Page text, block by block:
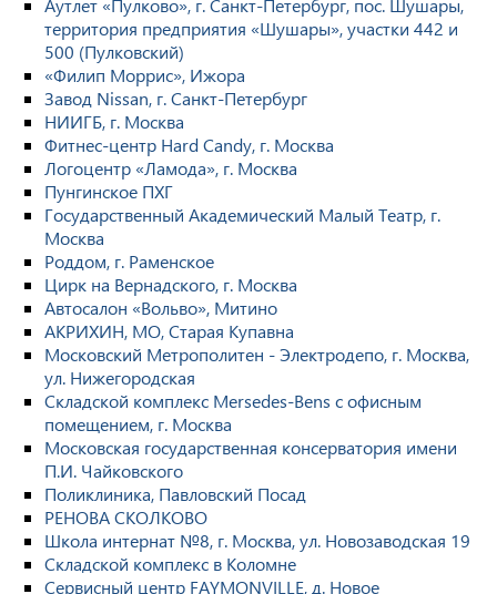
Аутлет «Пулково», г. Санкт-Петербург, пос. Шушары,
территория предприятия «Шушары», участки 442 и
500 (Пулковский)
«Филип Моррис», Ижора
Завод Nissan, г. Санкт-Петербург
НИИГБ, г. Москва
Фитнес-центр Hard Candy, г. Москва
Логоцентр «Ламода», г. Москва
Пунгинское ПХГ
Государственный Академический Малый Театр, г.
Москва
Роддом, г. Раменское
Цирк на Вернадского, г. Москва
Автосалон «Вольво», Митино
АКРИХИН, МО, Старая Купавна
Московский Метрополитен - Электродепо, г. Москва,
ул. Нижегородская
Складской комплекс Mersedes-Bens с офисным
помещением, г. Москва
Московская государственная консерватория имени
П.И. Чайковского
Поликлиника, Павловский Посад
РЕНОВА СКОЛКОВО
Школа интернат №8, г. Москва, ул. Новозаводская 19
Складской комплекс в Коломне
Сервисный центр FAYMONVILLE, д. Новое